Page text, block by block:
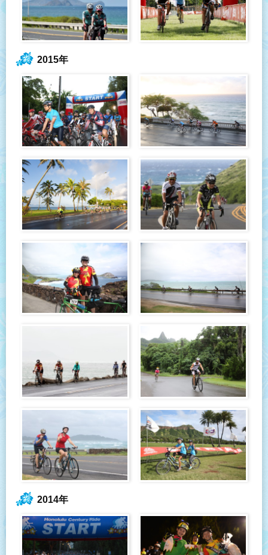
2015年
2014年